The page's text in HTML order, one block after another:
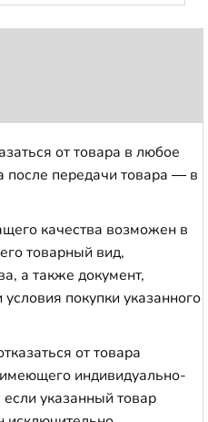
от товара в любое
после передачи товара — в
качества возможен в
товарный вид,
а также документ,
покупки указанного
от товара
индивидуально-
указанный товар